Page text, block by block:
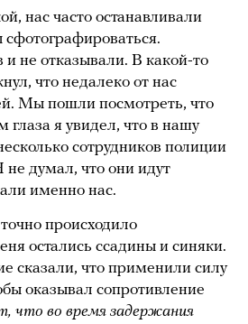
нас часто останавливали
не отказывали. В какой-то
что недалеко от нас
Мы пошли посмотреть, что
глаза я увидел, что в нашу
сотрудников полиции
думал, что они идут
именно нас.
происходило
остались ссадины и синяки.
сказали, что применили силу
оказывал сопротивление
что во время задержания